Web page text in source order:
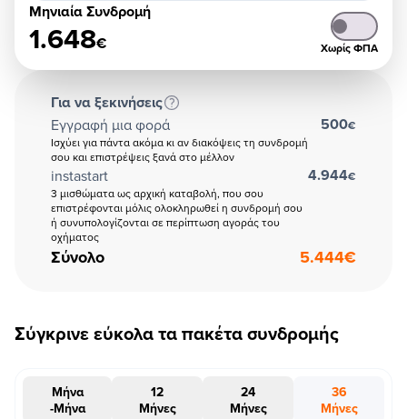
Μηνιαία Συνδρομή
1.648€ Χωρίς ΦΠΑ
Για να ξεκινήσεις
Εγγραφή μια φορά
Ισχύει για πάντα ακόμα κι αν διακόψεις τη συνδρομή
σου και επιστρέψεις ξανά στο μέλλον
500€
instastart
3 μισθώματα ως αρχική καταβολή, που σου
επιστρέφονται μόλις ολοκληρωθεί η συνδρομή σου
ή συνυπολογίζονται σε περίπτωση αγοράς του
οχήματος
4.944€
Σύνολο 5.444€
Σύγκρινε εύκολα τα πακέτα συνδρομής
Μήνα
-Μήνα
12
Μήνες
24
Μήνες
36
Μήνες